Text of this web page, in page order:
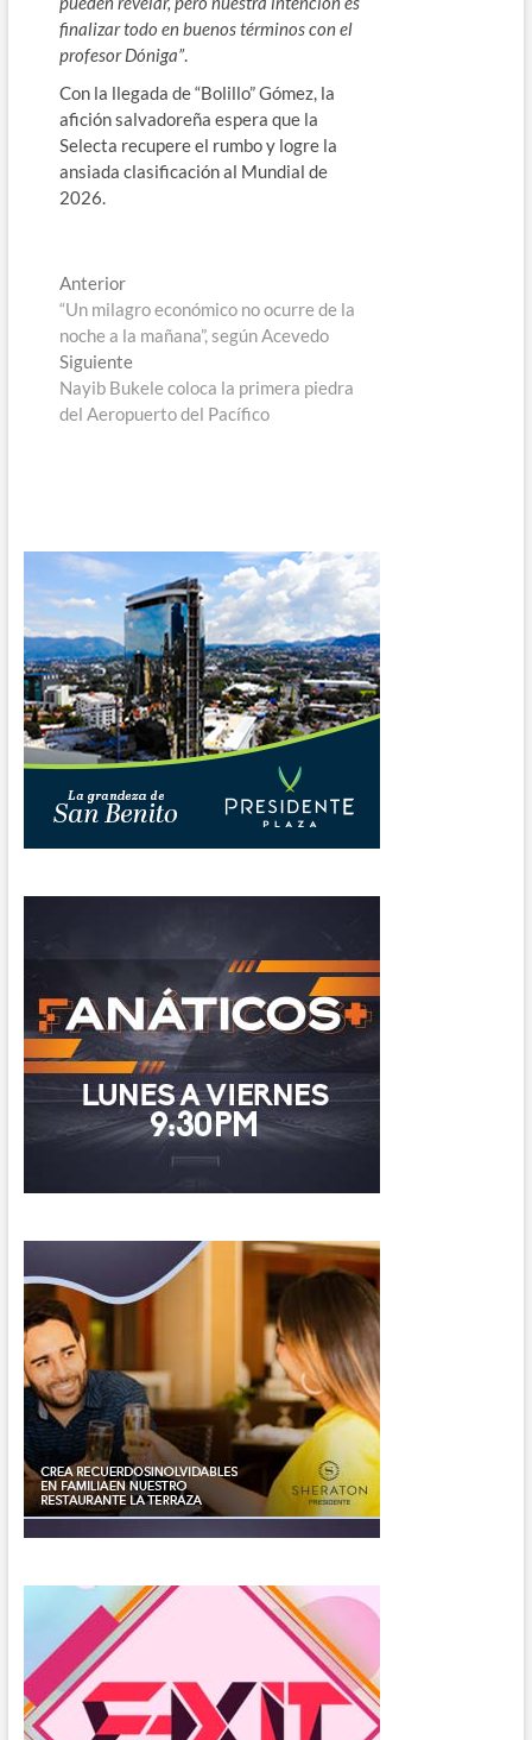
finalizar todo en buenos términos con el
profesor Dóniga”.
Con la llegada de “Bolillo” Gómez, la
afición salvadoreña espera que la
Selecta recupere el rumbo y logre la
ansiada clasificación al Mundial de
2026.
Navegación
de
entradas
AnteriorEntrada
anterior:
“Un milagro económico no ocurre de la
noche a la mañana”, según Acevedo
SiguienteEntrada
siguiente:
Nayib Bukele coloca la primera piedra
del Aeropuerto del Pacífico